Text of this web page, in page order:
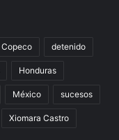
Copeco detenido
Honduras
México sucesos
Xiomara Castro